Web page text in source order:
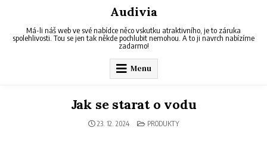
content
Audivia
Má-li náš web ve své nabídce něco vskutku atraktivního, je to záruka
spolehlivosti. Tou se jen tak někde pochlubit nemohou. A to ji navrch nabízíme
zadarmo!
Menu
Jak se starat o vodu
23. 12. 2024
POSTED
PRODUKTY